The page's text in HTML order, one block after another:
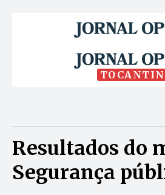
Resultados do
Segurança